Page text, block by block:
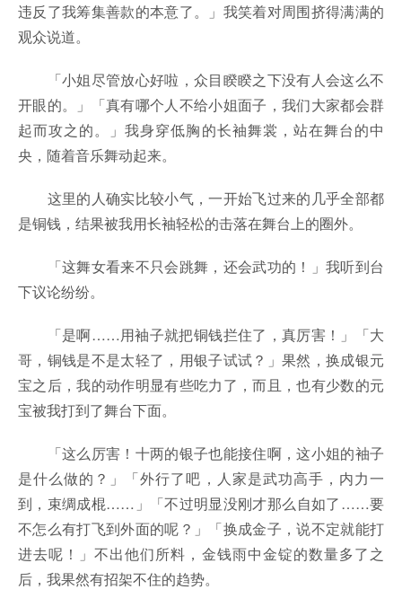
违反了我筹集善款的本意了。」我笑着对周围挤得满满的
观众说道。
「小姐尽管放心好啦，众目睽睽之下没有人会这么不
开眼的。」「真有哪个人不给小姐面子，我们大家都会群
起而攻之的。」我身穿低胸的长袖舞裳，站在舞台的中
央，随着音乐舞动起来。
这里的人确实比较小气，一开始飞过来的几乎全部都
是铜钱，结果被我用长袖轻松的击落在舞台上的圈外。
「这舞女看来不只会跳舞，还会武功的！」我听到台
下议论纷纷。
「是啊……用袖子就把铜钱拦住了，真厉害！」「大
哥，铜钱是不是太轻了，用银子试试？」果然，换成银元
宝之后，我的动作明显有些吃力了，而且，也有少数的元
宝被我打到了舞台下面。
「这么厉害！十两的银子也能接住啊，这小姐的袖子
是什么做的？」「外行了吧，人家是武功高手，内力一
到，束绸成棍……」「不过明显没刚才那么自如了……要
不怎么有打飞到外面的呢？」「换成金子，说不定就能打
进去呢！」不出他们所料，金钱雨中金锭的数量多了之
后，我果然有招架不住的趋势。